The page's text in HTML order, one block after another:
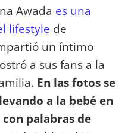
Awada es una
lifestyle de
un íntimo
a sus fans a la
En las fotos se
a la bebé en
palabras de